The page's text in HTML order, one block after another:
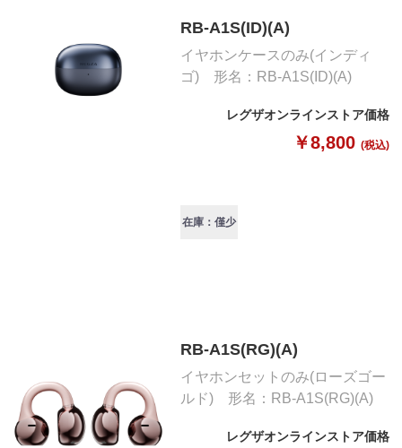
RB-A1S(ID)(A)
イヤホンケースのみ(インディ
ゴ) 形名：RB-A1S(ID)(A)
レグザオンラインストア価格
￥8,800 (税込)
在庫：僅少
RB-A1S(RG)(A)
イヤホンセットのみ(ローズゴー
ルド) 形名：RB-A1S(RG)(A)
レグザオンラインストア価格